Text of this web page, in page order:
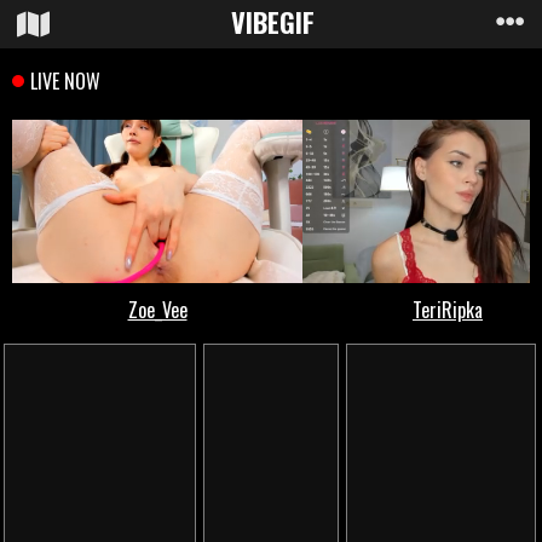
VIBEGIF